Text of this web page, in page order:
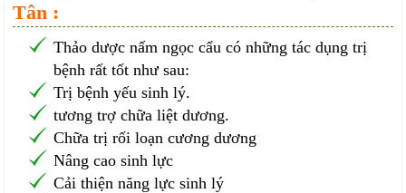
Tân :
Thảo dược nấm ngọc cẩu có những tác dụng trị
bệnh rất tốt như sau:
Trị bệnh yếu sinh lý.
tương trợ chữa liệt dương.
Chữa trị rối loạn cương dương
Nâng cao sinh lực
Cải thiện năng lực sinh lý